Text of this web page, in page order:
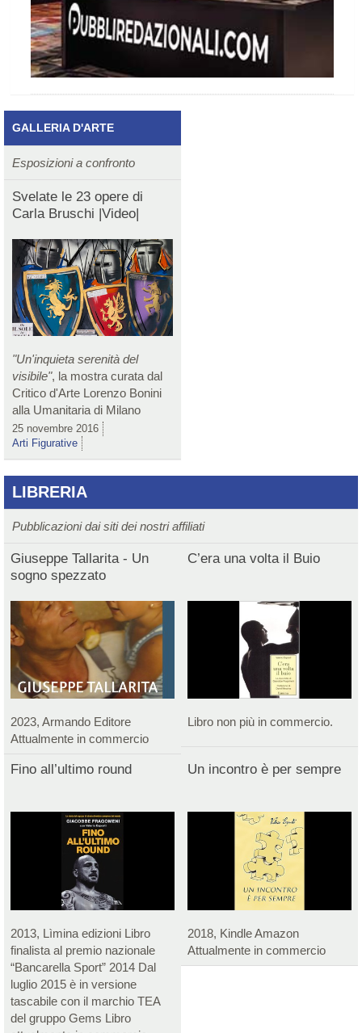
GALLERIA D'ARTE
Esposizioni a confronto
Svelate le 23 opere di
Carla Bruschi |Video|
"Un'inquieta serenità del
visibile", la mostra curata dal
Critico d'Arte Lorenzo Bonini
alla Umanitaria di Milano
25 novembre 2016
Arti Figurative
LIBRERIA
Pubblicazioni dai siti dei nostri affiliati
Giuseppe Tallarita - Un
sogno spezzato
2023, Armando Editore
Attualmente in commercio
C’era una volta il Buio
Libro non più in commercio.
Fino all’ultimo round
2013, Lìmina edizioni Libro
finalista al premio nazionale
“Bancarella Sport” 2014 Dal
luglio 2015 è in versione
tascabile con il marchio TEA
del gruppo Gems Libro
Un incontro è per sempre
2018, Kindle Amazon
Attualmente in commercio